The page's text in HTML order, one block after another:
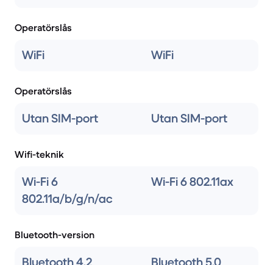
Operatörslås
WiFi WiFi
Operatörslås
Utan SIM-port Utan SIM-port
Wifi-teknik
Wi-Fi 6
802.11a/b/g/n/ac
Wi-Fi 6 802.11ax
Bluetooth-version